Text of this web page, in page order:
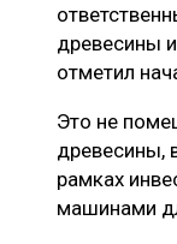
древесины
отметил
Это не
древесины,
рамках
машинами